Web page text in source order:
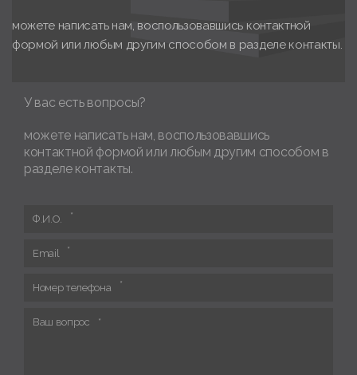
можете написать нам, воспользовавшись контактной
формой или любым другим способом в разделе контакты.
У вас есть вопросы?
можете написать нам, воспользовавшись
контактной формой или любым другим способом в
разделе контакты.
Ф.И.О.
Email
Номер телефона
Ваш вопрос